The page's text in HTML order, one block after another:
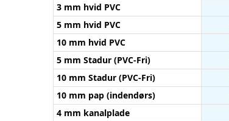
3 mm hvid PVC
5 mm hvid PVC
10 mm hvid PVC
5 mm Stadur (PVC-Fri)
10 mm Stadur (PVC-Fri)
10 mm pap (indendørs)
4 mm kanalplade